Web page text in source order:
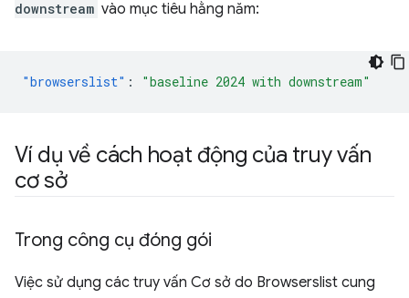
downstream vào mục tiêu hằng năm:
"browserslist" : "baseline 2024 with downstream"
Ví dụ về cách hoạt động của truy vấn
cơ sở
Trong công cụ đóng gói
Việc sử dụng các truy vấn Cơ sở do Browserslist cung